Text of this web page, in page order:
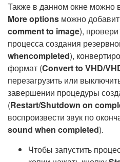
Также в данном окне можно
More options можно
comment to image),
процесса создания
whencompleted),
формат (Convert to VHD/
перезагрузить или
завершении процедуры
(Restart/Shutdown on
воспроизвести звук по
sound when completed).
Чтобы запустить